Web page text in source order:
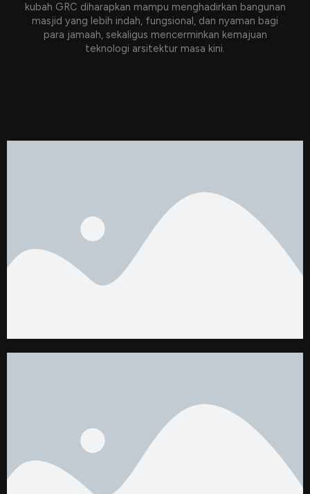
kubah GRC diharapkan mampu menghadirkan bangunan
masjid yang lebih indah, fungsional, dan nyaman bagi
para jamaah, sekaligus mencerminkan kemajuan
teknologi arsitektur masa kini.